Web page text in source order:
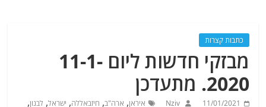
כתבות קצרות
מבזקי חדשות ליום 11-1-
2020. מתעדכן
11/01/2021
Nziv איראן, ארה"ב, חיזבאללה, ישראל, לבנון,